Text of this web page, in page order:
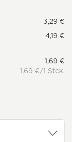
3,29 €
4,19 €
1,69 €
1,69 €/1 Stck.